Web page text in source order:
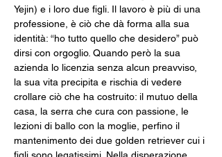
Yejin) e i loro due figli. Il lavoro è più di una
professione, è ciò che dà forma alla sua
identità: “ho tutto quello che desidero” può
dirsi con orgoglio. Quando però la sua
azienda lo licenzia senza alcun preavviso,
la sua vita precipita e rischia di vedere
crollare ciò che ha costruito: il mutuo della
casa, la serra che cura con passione, le
lezioni di ballo con la moglie, perfino il
mantenimento dei due golden retriever cui i